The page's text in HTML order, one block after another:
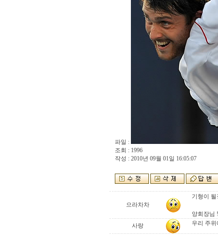
파일 :
조회 : 1996
작성 : 2010년 09월 01일 16:05:07
으라차차
기형이
양회장님
사랑
우리 주